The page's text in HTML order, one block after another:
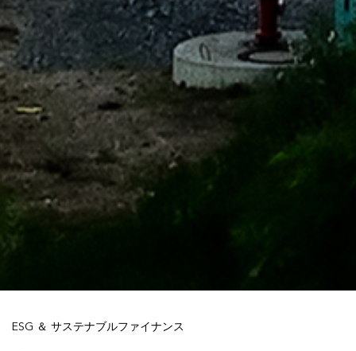
ESG ＆ サステナブルファイナンス